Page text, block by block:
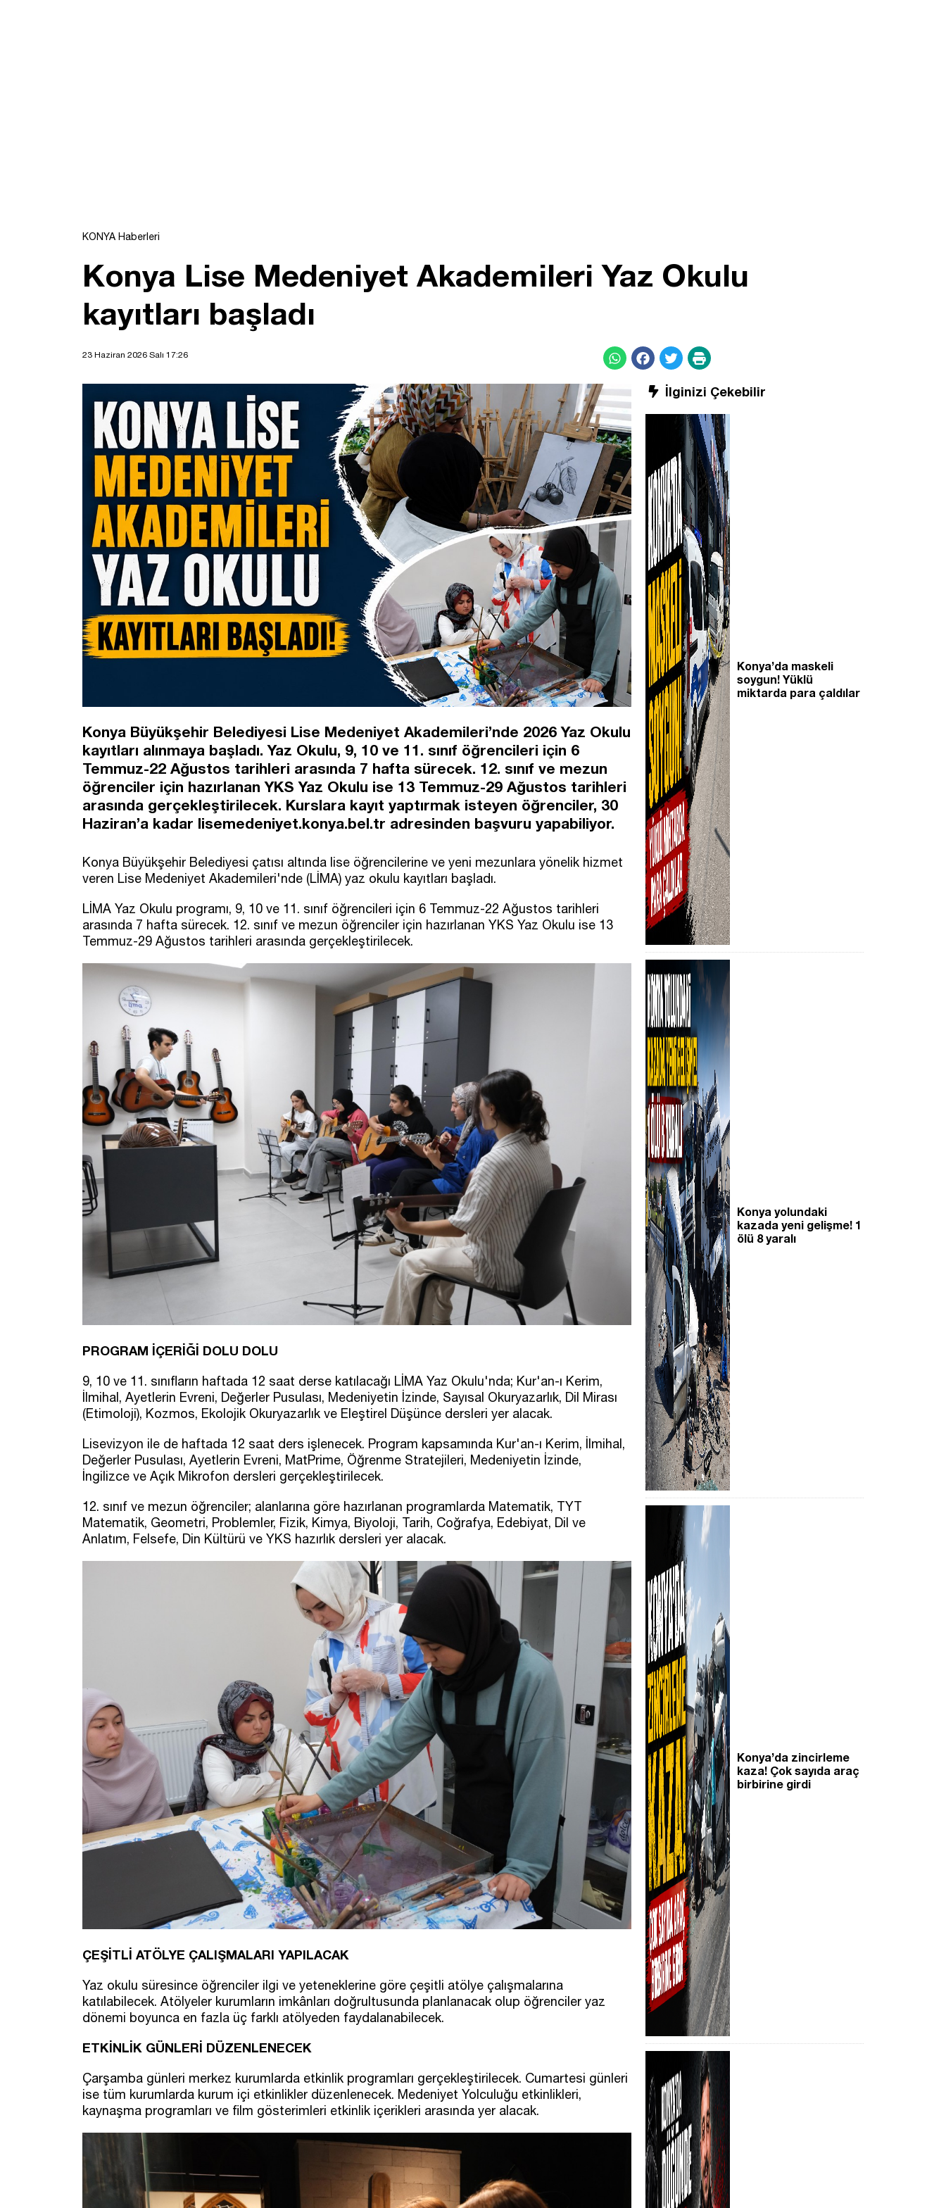
KONYA Haberleri
Konya Lise Medeniyet Akademileri Yaz Okulu
kayıtları başladı
23 Haziran 2026 Salı 17:26
Konya Büyükşehir Belediyesi Lise Medeniyet Akademileri’nde 2026 Yaz Okulu
kayıtları alınmaya başladı. Yaz Okulu, 9, 10 ve 11. sınıf öğrencileri için 6
Temmuz-22 Ağustos tarihleri arasında 7 hafta sürecek. 12. sınıf ve mezun
öğrenciler için hazırlanan YKS Yaz Okulu ise 13 Temmuz-29 Ağustos tarihleri
arasında gerçekleştirilecek. Kurslara kayıt yaptırmak isteyen öğrenciler, 30
Haziran’a kadar lisemedeniyet.konya.bel.tr adresinden başvuru yapabiliyor.
Konya Büyükşehir Belediyesi çatısı altında lise öğrencilerine ve yeni mezunlara yönelik hizmet
veren Lise Medeniyet Akademileri'nde (LİMA) yaz okulu kayıtları başladı.
LİMA Yaz Okulu programı, 9, 10 ve 11. sınıf öğrencileri için 6 Temmuz-22 Ağustos tarihleri
arasında 7 hafta sürecek. 12. sınıf ve mezun öğrenciler için hazırlanan YKS Yaz Okulu ise 13
Temmuz-29 Ağustos tarihleri arasında gerçekleştirilecek.
PROGRAM İÇERİĞİ DOLU DOLU
9, 10 ve 11. sınıfların haftada 12 saat derse katılacağı LİMA Yaz Okulu'nda; Kur'an-ı Kerim,
İlmihal, Ayetlerin Evreni, Değerler Pusulası, Medeniyetin İzinde, Sayısal Okuryazarlık, Dil Mirası
(Etimoloji), Kozmos, Ekolojik Okuryazarlık ve Eleştirel Düşünce dersleri yer alacak.
Lisevizyon ile de haftada 12 saat ders işlenecek. Program kapsamında Kur'an-ı Kerim, İlmihal,
Değerler Pusulası, Ayetlerin Evreni, MatPrime, Öğrenme Stratejileri, Medeniyetin İzinde,
İngilizce ve Açık Mikrofon dersleri gerçekleştirilecek.
12. sınıf ve mezun öğrenciler; alanlarına göre hazırlanan programlarda Matematik, TYT
Matematik, Geometri, Problemler, Fizik, Kimya, Biyoloji, Tarih, Coğrafya, Edebiyat, Dil ve
Anlatım, Felsefe, Din Kültürü ve YKS hazırlık dersleri yer alacak.
ÇEŞİTLİ ATÖLYE ÇALIŞMALARI YAPILACAK
Yaz okulu süresince öğrenciler ilgi ve yeteneklerine göre çeşitli atölye çalışmalarına
katılabilecek. Atölyeler kurumların imkânları doğrultusunda planlanacak olup öğrenciler yaz
dönemi boyunca en fazla üç farklı atölyeden faydalanabilecek.
ETKİNLİK GÜNLERİ DÜZENLENECEK
Çarşamba günleri merkez kurumlarda etkinlik programları gerçekleştirilecek. Cumartesi günleri
ise tüm kurumlarda kurum içi etkinlikler düzenlenecek. Medeniyet Yolculuğu etkinlikleri,
kaynaşma programları ve film gösterimleri etkinlik içerikleri arasında yer alacak.
İlginizi Çekebilir
Konya’da maskeli
soygun! Yüklü
miktarda para çaldılar
Konya yolundaki
kazada yeni gelişme! 1
ölü 8 yaralı
Konya’da zincirleme
kaza! Çok sayıda araç
birbirine girdi